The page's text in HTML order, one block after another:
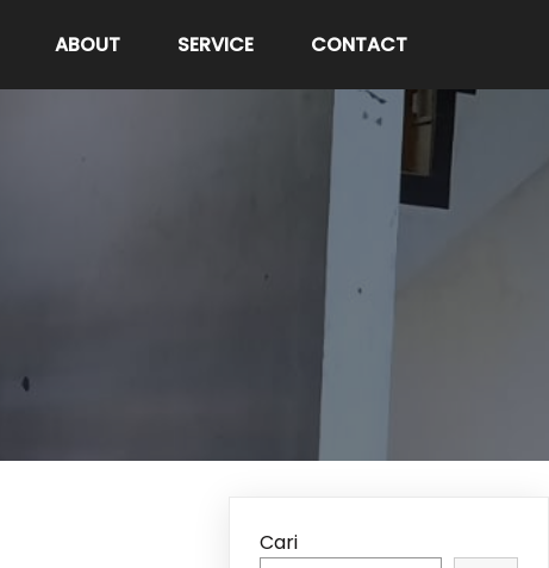
ABOUT SERVICE CONTACT
Cari